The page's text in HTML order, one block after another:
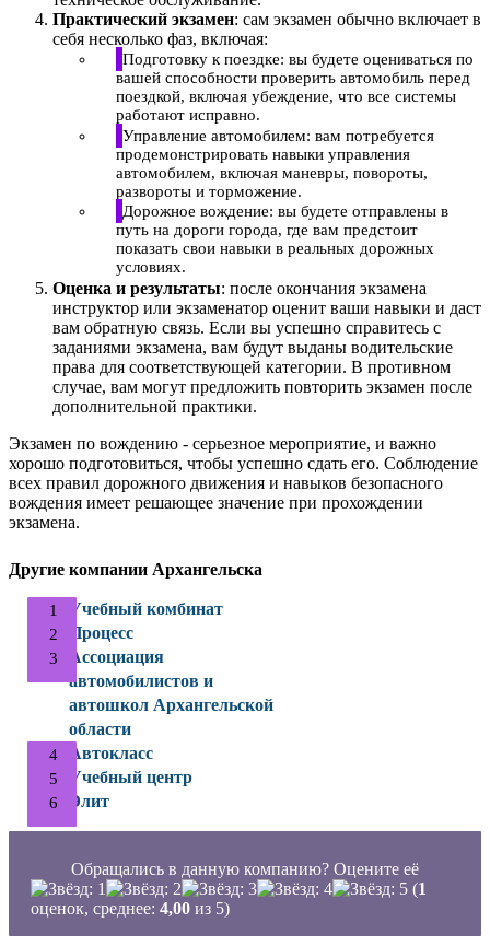
Практический экзамен: сам экзамен обычно включает в
себя несколько фаз, включая:
Подготовку к поездке: вы будете оцениваться по
вашей способности проверить автомобиль перед
поездкой, включая убеждение, что все системы
работают исправно.
Управление автомобилем: вам потребуется
продемонстрировать навыки управления
автомобилем, включая маневры, повороты,
развороты и торможение.
Дорожное вождение: вы будете отправлены в
путь на дороги города, где вам предстоит
показать свои навыки в реальных дорожных
условиях.
Оценка и результаты: после окончания экзамена
инструктор или экзаменатор оценит ваши навыки и даст
вам обратную связь. Если вы успешно справитесь с
заданиями экзамена, вам будут выданы водительские
права для соответствующей категории. В противном
случае, вам могут предложить повторить экзамен после
дополнительной практики.
Экзамен по вождению - серьезное мероприятие, и важно
хорошо подготовиться, чтобы успешно сдать его. Соблюдение
всех правил дорожного движения и навыков безопасного
вождения имеет решающее значение при прохождении
экзамена.
Другие компании Архангельска
Учебный комбинат
Процесс
Ассоциация
автомобилистов и
автошкол Архангельской
области
Автокласс
Учебный центр
Элит
Обращались в данную компанию? Оцените её
(1
оценок, среднее: 4,00 из 5)